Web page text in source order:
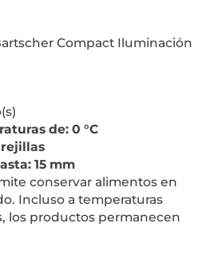
Compact Iluminación
de: 0 °C
15 mm
conservar alimentos en
Incluso a temperaturas
los productos permanecen